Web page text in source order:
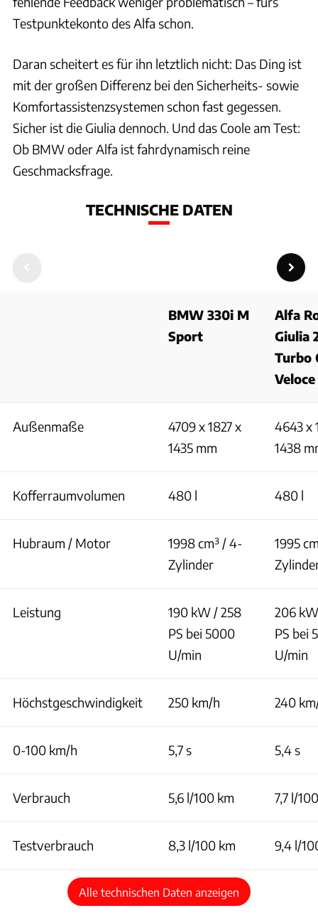
Testpunktekonto des Alfa schon.
Daran scheitert es für ihn letztlich nicht: Das Ding ist
mit der großen Differenz bei den Sicherheits- sowie
Komfortassistenzsystemen schon fast gegessen.
Sicher ist die Giulia dennoch. Und das Coole am Test:
Ob BMW oder Alfa ist fahrdynamisch reine
Geschmacksfrage.
TECHNISCHE DATEN
BMW 330i M
Sport
Alfa
Giulia
Turbo
Außenmaße
4709 x 1827 x
1435 mm
4643 x
1438
Kofferraumvolumen 480 l 480 l
Hubraum / Motor
1998 cm³ / 4-
Zylinder
1995
Leistung
190 kW / 258
PS bei 5000
U/min
206
PS bei
U/min
Höchstgeschwindigkeit 250 km/h 240
0-100 km/h 5,7 s 5,4 s
Verbrauch 5,6 l/100 km 7,7 l/
Testverbrauch 8,3 l/100 km 9,4 l/
Alle technischen Daten anzeigen